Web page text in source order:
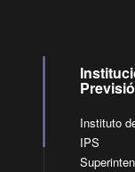
Instituto
IPS